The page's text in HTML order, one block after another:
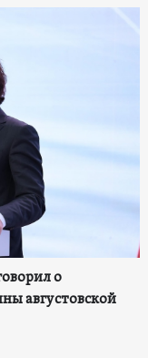
о
августовской